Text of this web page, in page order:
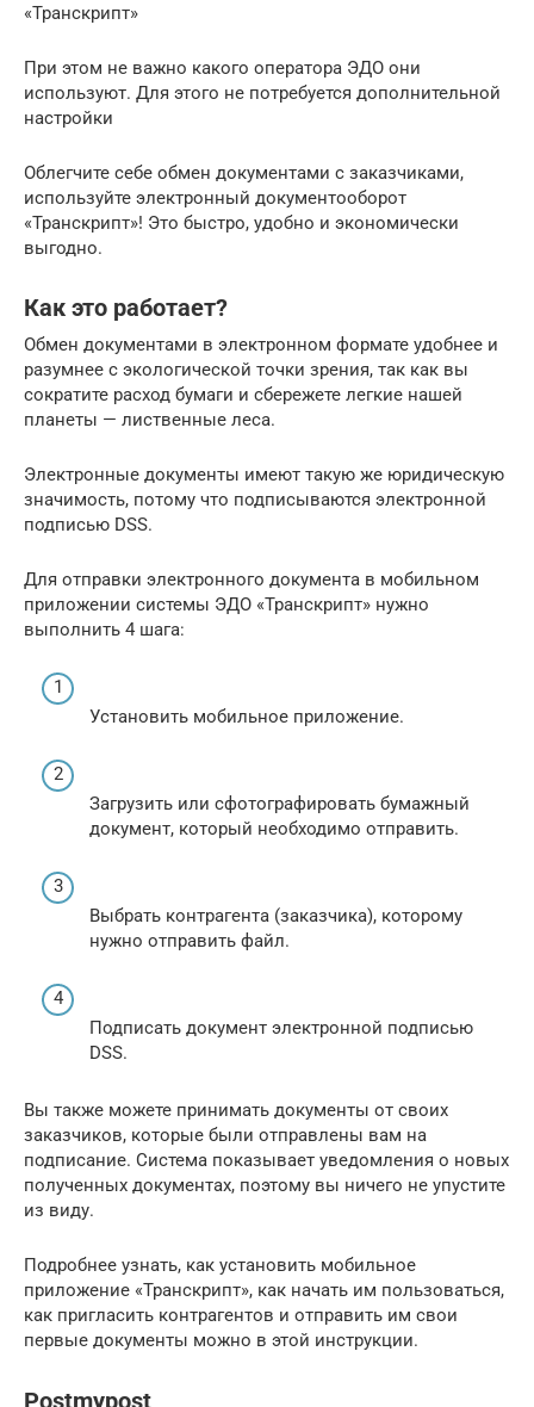
«Транскрипт»
При этом не важно какого оператора ЭДО они
используют. Для этого не потребуется дополнительной
настройки
Облегчите себе обмен документами с заказчиками,
используйте электронный документооборот
«Транскрипт»! Это быстро, удобно и экономически
выгодно.
Как это работает?
Обмен документами в электронном формате удобнее и
разумнее с экологической точки зрения, так как вы
сократите расход бумаги и сбережете легкие нашей
планеты — лиственные леса.
Электронные документы имеют такую же юридическую
значимость, потому что подписываются электронной
подписью DSS.
Для отправки электронного документа в мобильном
приложении системы ЭДО «Транскрипт» нужно
выполнить 4 шага:
Установить мобильное приложение.
Загрузить или сфотографировать бумажный
документ, который необходимо отправить.
Выбрать контрагента (заказчика), которому
нужно отправить файл.
Подписать документ электронной подписью
DSS.
Вы также можете принимать документы от своих
заказчиков, которые были отправлены вам на
подписание. Система показывает уведомления о новых
полученных документах, поэтому вы ничего не упустите
из виду.
Подробнее узнать, как установить мобильное
приложение «Транскрипт», как начать им пользоваться,
как пригласить контрагентов и отправить им свои
первые документы можно в этой инструкции.
Postmypost